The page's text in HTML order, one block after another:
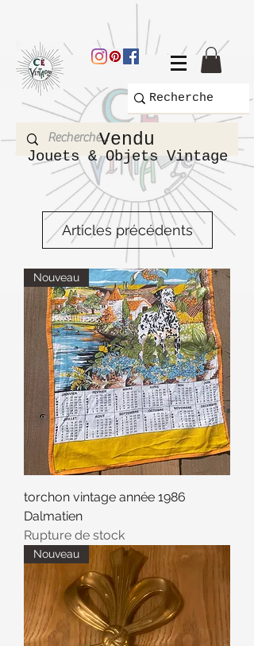
Vendu
Jouets & Objets Vintage
Articles précédents
Nouveau
torchon vintage année 1986
Dalmatien
Rupture de stock
Nouveau